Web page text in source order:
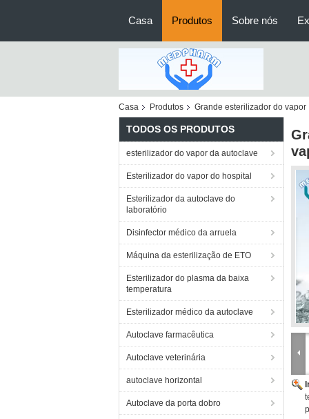
Casa Produtos Sobre nós
Casa Produtos Grande esterilizador do vapor
TODOS OS PRODUTOS
esterilizador do vapor da autoclave
Esterilizador do vapor do hospital
Esterilizador da autoclave do
laboratório
Disinfector médico da arruela
Máquina da esterilização de ETO
Esterilizador do plasma da baixa
temperatura
Esterilizador médico da autoclave
Autoclave farmacêutica
Autoclave veterinária
autoclave horizontal
Autoclave da porta dobro